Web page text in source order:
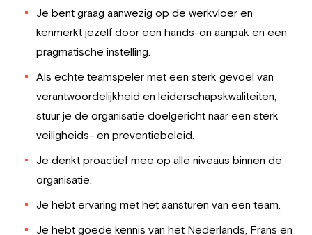
Je bent graag aanwezig op de werkvloer en
kenmerkt jezelf door een hands-on aanpak en een
pragmatische instelling.
Als echte teamspeler met een sterk gevoel van
verantwoordelijkheid en leiderschapskwaliteiten,
stuur je de organisatie doelgericht naar een sterk
veiligheids- en preventiebeleid.
Je denkt proactief mee op alle niveaus binnen de
organisatie.
Je hebt ervaring met het aansturen van een team.
Je hebt goede kennis van het Nederlands, Frans en